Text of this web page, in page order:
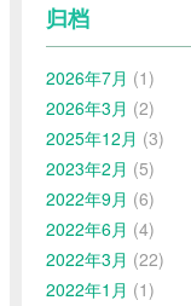
归档
2026年7月 (1)
2026年3月 (2)
2025年12月 (3)
2023年2月 (5)
2022年9月 (6)
2022年6月 (4)
2022年3月 (22)
2022年1月 (1)